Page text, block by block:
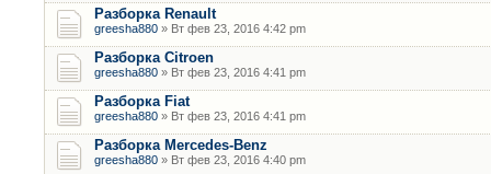
Разборка Renault
greesha880 » Вт фев 23, 2016 4:42 pm
Разборка Citroen
greesha880 » Вт фев 23, 2016 4:41 pm
Разборка Fiat
greesha880 » Вт фев 23, 2016 4:41 pm
Разборка Mercedes-Benz
greesha880 » Вт фев 23, 2016 4:40 pm